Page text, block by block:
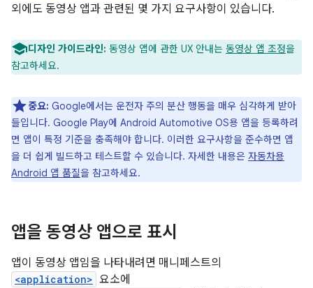
외에도 동영상 앱과 관련된 몇 가지 요구사항이 있습니다.
디자인 가이드라인: 동영상 앱에 관한 UX 안내는 동영상 앱 조정을
참고하세요.
중요: Google에서는 운전자 주의 분산 행동을 매우 심각하게 받아
들입니다. Google Play에 Android Automotive OS용 앱을 등록하려
면 앱이 특정 기준을 충족해야 합니다. 이러한 요구사항을 준수하면 앱
을 더 쉽게 빌드하고 테스트할 수 있습니다. 자세한 내용은 자동차용
Android 앱 품질을 참고하세요.
앱을 동영상 앱으로 표시
앱이 동영상 앱임을 나타내려면 매니페스트의
<application> 요소에